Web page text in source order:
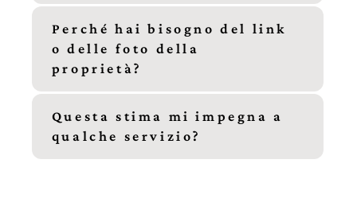
Perché hai bisogno del link
o delle foto della
proprietà?
Questa stima mi impegna a
qualche servizio?